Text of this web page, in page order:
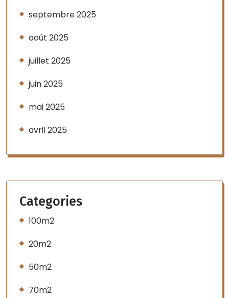
septembre 2025
août 2025
juillet 2025
juin 2025
mai 2025
avril 2025
Categories
100m2
20m2
50m2
70m2